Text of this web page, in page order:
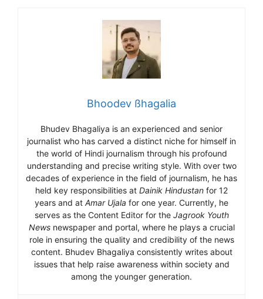
Bhoodev ßhagalia
Bhudev Bhagaliya is an experienced and senior
journalist who has carved a distinct niche for himself in
the world of Hindi journalism through his profound
understanding and precise writing style. With over two
decades of experience in the field of journalism, he has
held key responsibilities at Dainik Hindustan for 12
years and at Amar Ujala for one year. Currently, he
serves as the Content Editor for the Jagrook Youth
Newsnewspaper and portal, where he plays a crucial
role in ensuring the quality and credibility of the news
content. Bhudev Bhagaliya consistently writes about
issues that help raise awareness within society and
among the younger generation.